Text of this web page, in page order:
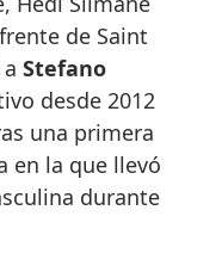
de Saint
Stefano
desde 2012
una primera
en la que llevó
durante